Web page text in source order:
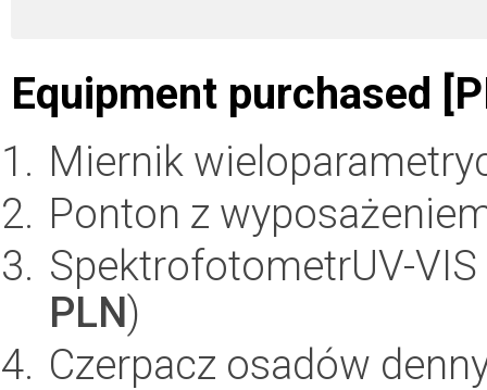
Equipment purchased
Miernik
Ponton z
SpektrofotometrUV-
PLN)
Czerpacz osadów